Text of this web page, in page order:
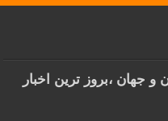
جهان ،بروز ترین اخبار